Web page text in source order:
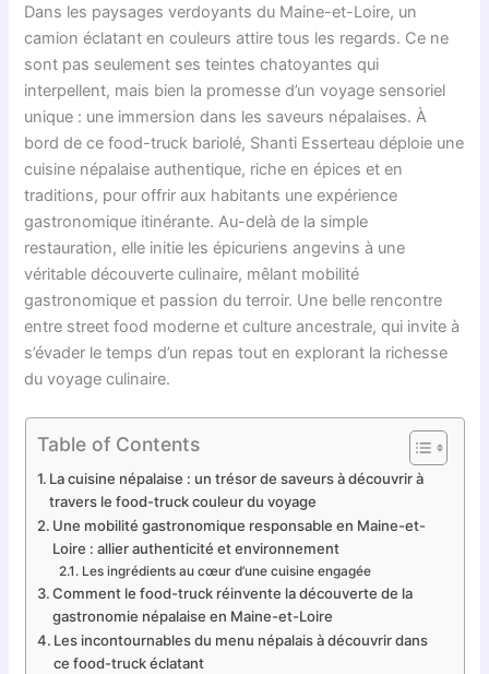
Dans les paysages verdoyants du Maine-et-Loire, un
camion éclatant en couleurs attire tous les regards. Ce ne
sont pas seulement ses teintes chatoyantes qui
interpellent, mais bien la promesse d’un voyage sensoriel
unique : une immersion dans les saveurs népalaises. À
bord de ce food-truck bariolé, Shanti Esserteau déploie une
cuisine népalaise authentique, riche en épices et en
traditions, pour offrir aux habitants une expérience
gastronomique itinérante. Au-delà de la simple
restauration, elle initie les épicuriens angevins à une
véritable découverte culinaire, mêlant mobilité
gastronomique et passion du terroir. Une belle rencontre
entre street food moderne et culture ancestrale, qui invite à
s’évader le temps d’un repas tout en explorant la richesse
du voyage culinaire.
Table of Contents
La cuisine népalaise : un trésor de saveurs à découvrir à
travers le food-truck couleur du voyage
Une mobilité gastronomique responsable en Maine-et-
Loire : allier authenticité et environnement
Les ingrédients au cœur d’une cuisine engagée
Comment le food-truck réinvente la découverte de la
gastronomie népalaise en Maine-et-Loire
Les incontournables du menu népalais à découvrir dans
ce food-truck éclatant